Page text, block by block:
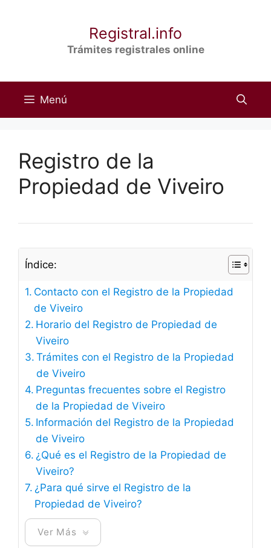
Registral.info
Trámites registrales online
Menú
Registro de la
Propiedad de Viveiro
Índice:
Contacto con el Registro de la Propiedad
de Viveiro
Horario del Registro de Propiedad de
Viveiro
Trámites con el Registro de la Propiedad
de Viveiro
Preguntas frecuentes sobre el Registro
de la Propiedad de Viveiro
Información del Registro de la Propiedad
de Viveiro
¿Qué es el Registro de la Propiedad de
Viveiro?
¿Para qué sirve el Registro de la
Propiedad de Viveiro?
Ver Más